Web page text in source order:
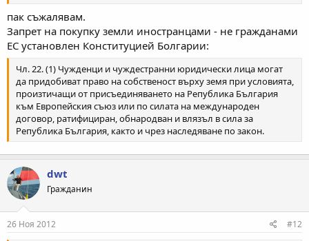
пак съжалявам.
Запрет на покупку земли иностранцами - не гражданами
ЕС установлен Конституцией Болгарии:
Чл. 22. (1) Чужденци и чуждестранни юридически лица могат
да придобиват право на собственост върху земя при условията,
произтичащи от присъединяването на Република България
към Европейския съюз или по силата на международен
договор, ратифициран, обнародван и влязъл в сила за
Република България, както и чрез наследяване по закон.
dwt
Гражданин
26 Ноя 2012 #12